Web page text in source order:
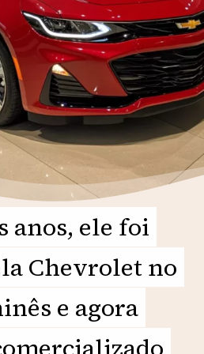
anos, ele foi
Chevrolet no
e agora
anos, ele foi
Chevrolet no
e agora